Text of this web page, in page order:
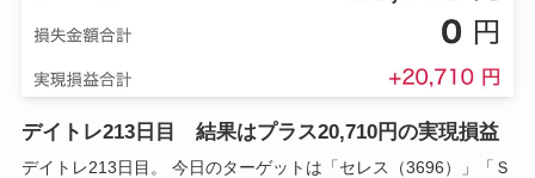
デイトレ213日目 結果はプラス20,710円の実現損益
デイトレ213日目。 今日のターゲットは「セレス（3696）」「Ｓ